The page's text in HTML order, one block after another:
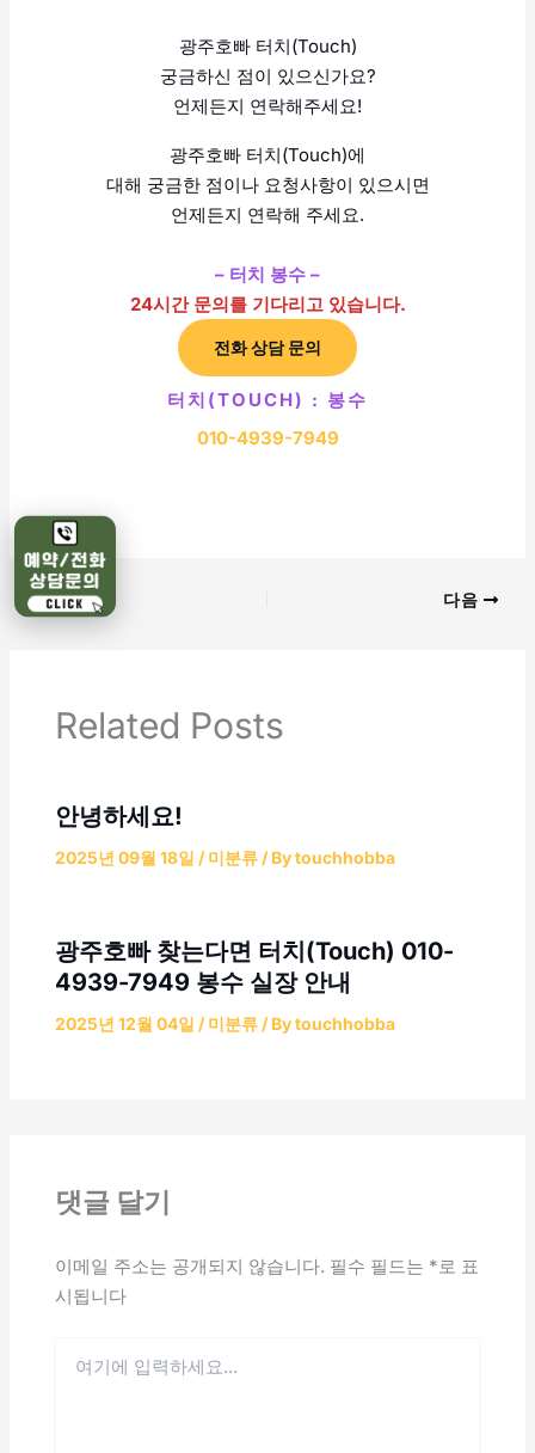
광주호빠 터치(Touch)
궁금하신 점이 있으신가요?
언제든지 연락해주세요!
광주호빠 터치(Touch)에
대해 궁금한 점이나 요청사항이 있으시면
언제든지 연락해 주세요.
– 터치 봉수 –
24시간 문의를 기다리고 있습니다.
전화 상담 문의
터치(TOUCH) : 봉수
010-4939-7949
이전 다음
Related Posts
안녕하세요!
2025년 09월 18일 / 미분류/ Bytouchhobba
광주호빠 찾는다면 터치(Touch) 010-
4939-7949 봉수 실장 안내
2025년 12월 04일 / 미분류/ Bytouchhobba
댓글 달기
이메일 주소는 공개되지 않습니다. 필수 필드는 *로 표
시됩니다